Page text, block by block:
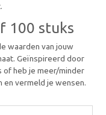
100 stuks
waarden van jouw
Geïnspireerd door
of heb je meer/minder
en vermeld je wensen.